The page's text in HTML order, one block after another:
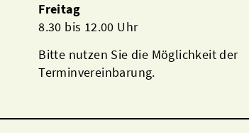
Freitag
8.30 bis 12.00 Uhr
Bitte nutzen Sie die Möglichkeit der
Terminvereinbarung.